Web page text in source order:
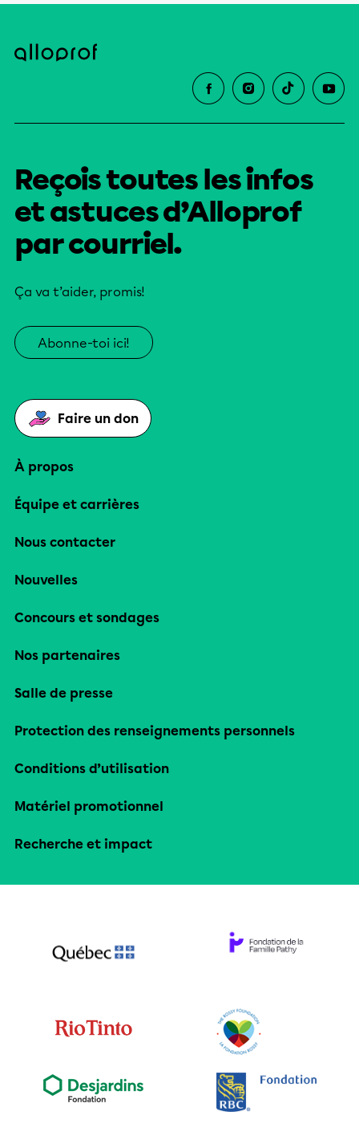
Reçois toutes les infos
et astuces d’Alloprof
par courriel.
Ça va t’aider, promis!
Abonne-toi ici!
Faire un don
À propos
Équipe et carrières
Nous contacter
Nouvelles
Concours et sondages
Nos partenaires
Salle de presse
Protection des renseignements personnels
Conditions d’utilisation
Matériel promotionnel
Recherche et impact